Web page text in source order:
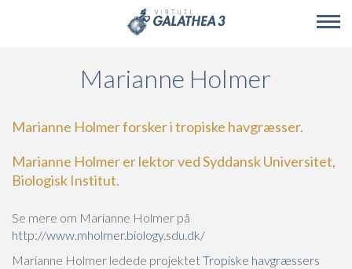
Marianne Holmer
Marianne Holmer forsker i tropiske havgræsser.
Marianne Holmer er lektor ved Syddansk Universitet,
Biologisk Institut.
Se mere om Marianne Holmer på
http://www.mholmer.biology.sdu.dk/
Marianne Holmer ledede projektetTropiske havgræssers